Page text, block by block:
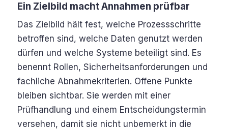
Ein Zielbild macht Annahmen prüfbar
Das Zielbild hält fest, welche Prozessschritte
betroffen sind, welche Daten genutzt werden
dürfen und welche Systeme beteiligt sind. Es
benennt Rollen, Sicherheitsanforderungen und
fachliche Abnahmekriterien. Offene Punkte
bleiben sichtbar. Sie werden mit einer
Prüfhandlung und einem Entscheidungstermin
versehen, damit sie nicht unbemerkt in die